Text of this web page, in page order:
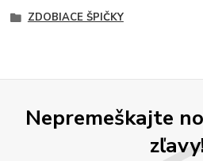
ZDOBIACE ŠPIČKY
Nepremeškajte